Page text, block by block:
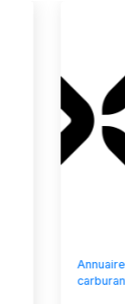
Annuaire
carburant